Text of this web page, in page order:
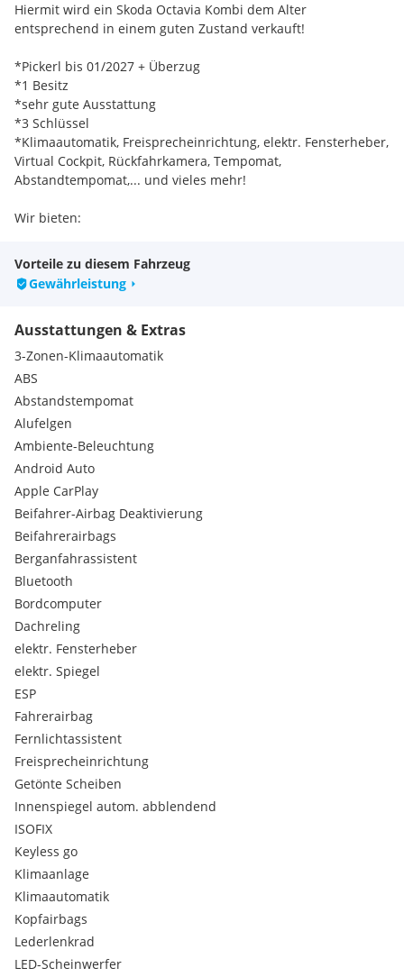
Hiermit wird ein Skoda Octavia Kombi dem Alter
entsprechend in einem guten Zustand verkauft!
*Pickerl bis 01/2027 + Überzug
*1 Besitz
*sehr gute Ausstattung
*3 Schlüssel
*Klimaautomatik, Freisprecheinrichtung, elektr. Fensterheber,
Virtual Cockpit, Rückfahrkamera, Tempomat,
Abstandtempomat,... und vieles mehr!
Wir bieten:
Finanzierung (direkt bei uns im Haus)
Zustellung Österreich weit
Achtung:
Probefahrt ist eine telefonische Kontaktaufnahme erwünscht.
*Irrtümer, Zwischenverkauf und Eingabefehler vorbehalten*
Auch an Sonn- und Feiertagen!
Vorteile zu diesem Fahrzeug
Gewährleistung
Ausstattungen & Extras
3-Zonen-Klimaautomatik
ABS
Abstandstempomat
Alufelgen
Ambiente-Beleuchtung
Android Auto
Apple CarPlay
Beifahrer-Airbag Deaktivierung
Beifahrerairbags
Berganfahrassistent
Bluetooth
Bordcomputer
Dachreling
elektr. Fensterheber
elektr. Spiegel
ESP
Fahrerairbag
Fernlichtassistent
Freisprecheinrichtung
Getönte Scheiben
Innenspiegel autom. abblendend
ISOFIX
Keyless go
Klimaanlage
Klimaautomatik
Kopfairbags
Lederlenkrad
LED-Scheinwerfer